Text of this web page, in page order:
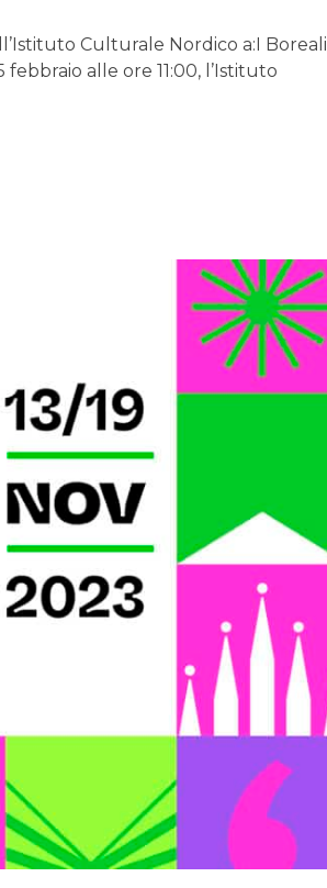
Culturale Nordico a:I Boreali
alle ore 11:00, l’Istituto